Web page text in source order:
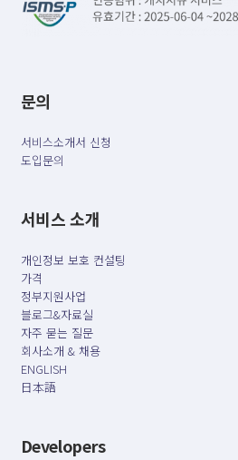
문의
서비스소개서 신청
도입문의
서비스 소개
개인정보 보호 컨설팅
가격
정부지원사업
블로그&자료실
자주 묻는 질문
회사소개 & 채용
ENGLISH
日本語
Developers